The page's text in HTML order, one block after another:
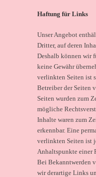
Haftung für Links
Unser Angebot
Dritter, auf deren
Deshalb können wir
keine Gewähr
verlinkten Seiten ist
Betreiber der Seiten
Seiten wurden zum
mögliche
Inhalte waren zum
erkennbar. Eine
verlinkten Seiten ist
Anhaltspunkte einer
Bei Bekanntwerden
wir derartige Links